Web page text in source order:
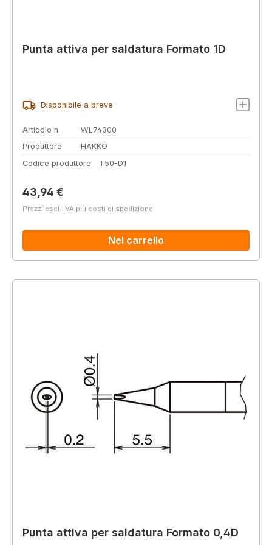
Punta attiva per saldatura Formato 1D
Disponibile a breve
Articolo n.
WL74300
Produttore
HAKKO
Codice produttore
T50-D1
Prezzo normale:
43,94 €
Prezzi escl. IVA più costi di spedizione
Nel carrello
Punta attiva per saldatura Formato 0,4D